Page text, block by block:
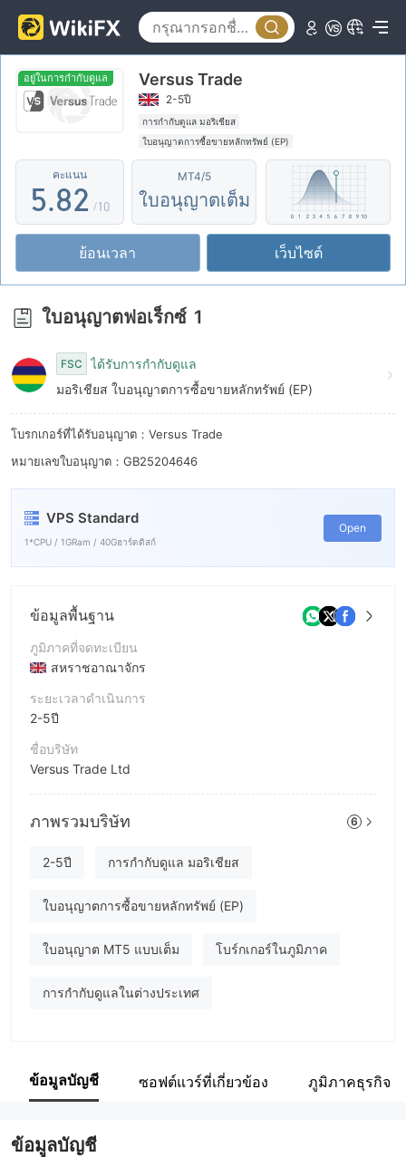
อยู่ในการกำกับดูแล Versus Trade
2-5ปี
การกำกับดูแล มอริเชียส
ใบอนุญาตการซื้อขายหลักทรัพย์ (EP)
ใบอนุญาต MT5 แบบเต็ม
โบร์กเกอร์ในภูมิภาค
การกำกับดูแลในต่างประเทศ
คะแนน
0
1
2
4
5
6
7
8
.
3
4
5
7
8
9
1
2
3
4
5
6
7
8
9
/10
MT4/5
ใบอนุญาตเต็ม
ย้อนเวลา เว็บไซต์
ใบอนุญาตฟอเร็กซ์ 1
FSC
ได้รับการกำกับดูแล
มอริเชียส ใบอนุญาตการซื้อขายหลักทรัพย์ (EP)
โบรกเกอร์ที่ได้รับอนุญาต：Versus Trade
หมายเลขใบอนุญาต：GB25204646
VPS Standard
1*CPU / 1GRam / 40Gฮาร์ดดิสก์
Open
ข้อมูลพื้นฐาน
ภูมิภาคที่จดทะเบียน
สหราชอาณาจักร
ระยะเวลาดำเนินการ
2-5ปี
ชื่อบริษัท
Versus Trade Ltd
ชื่อย่อบริษัท
Versus Trade
ภาพรวมบริษัท 6
2-5ปี การกำกับดูแล มอริเชียส
ใบอนุญาตการซื้อขายหลักทรัพย์ (EP)
ใบอนุญาต MT5 แบบเต็ม โบร์กเกอร์ในภูมิภาค
การกำกับดูแลในต่างประเทศ
ข้อมูลบัญชี ซอฟต์แวร์ที่เกี่ยวข้อง ภูมิภาคธุรกิจ
ข้อมูลบัญชี